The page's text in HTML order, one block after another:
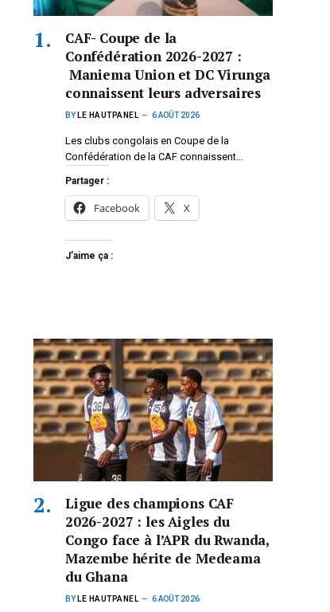
CAF- Coupe de la
Confédération 2026-2027 :
Maniema Union et DC Virunga
connaissent leurs adversaires
BY LE HAUTPANEL 6 AOÛT 2026
Les clubs congolais en Coupe de la
Confédération de la CAF connaissent…
Partager :
Facebook X
J’aime ça :
Ligue des champions CAF
2026-2027 : les Aigles du
Congo face à l’APR du Rwanda,
Mazembe hérite de Medeama
du Ghana
BY LE HAUTPANEL 6 AOÛT 2026